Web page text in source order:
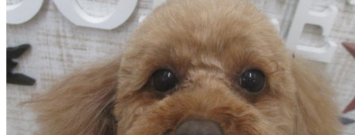
ペ
ッ
ト
ホ